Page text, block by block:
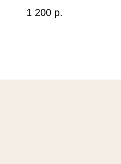
1 200 р.